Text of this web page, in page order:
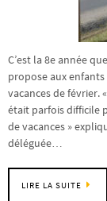
C’est la 8e année
propose aux
vacances de février.
était parfois difficile
de vacances »
déléguée…
LIRE LA SUITE